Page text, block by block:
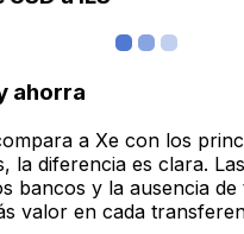
ahorra
a Xe con los
la diferencia es clara.
bancos y la ausencia
valor en cada